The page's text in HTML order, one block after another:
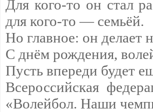
Для кого-то он стал
для кого-то — семьёй.
Но главное: он делает
С днём рождения,
Пусть впереди будет
Всероссийская
«Волейбол. Наши